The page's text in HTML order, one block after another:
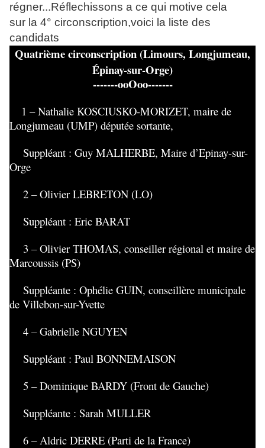
régner...Réflechissons a ce qui motive cela
sur la 4° circonscription,voici la liste des
candidats
Quatrième circonscription (Limours, Longjumeau,
Épinay-sur-Orge)
-------ooOoo-------
1 – Nathalie KOSCIUSKO-MORIZET, maire de
Longjumeau (UMP) députée sortante,
Suppléant : Guy MALHERBE, Maire d’Epinay-sur-
Orge
2 – Olivier LEBRETON (LO)
Suppléant : Eric BARAT
3 – Olivier THOMAS, conseiller régional et maire de
Marcoussis (PS)
Suppléante : Ophélie GUIN, conseillère municipale
de Villebon-sur-Yvette
4 – Gabrielle NGUYEN
Suppléant : Paul BONNEMAISON
5 – Dominique BARDY (Front de Gauche)
Suppléante : Sarah MULLER
6 – Aldric DERRE (Parti de la France)